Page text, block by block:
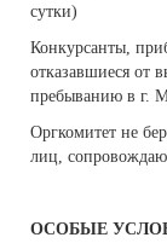
сутки)
Конкурсанты,
отказавшиеся от
пребыванию в г.
Оргкомитет не
лиц,
ОСОБЫЕ